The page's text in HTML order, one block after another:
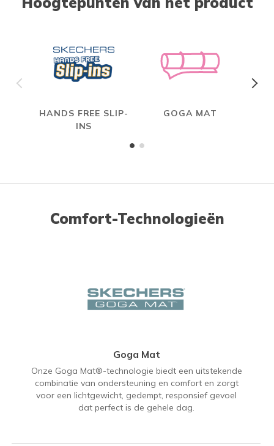
HANDS FREE SLIP-
INS
GOGA MAT
Comfort-Technologieën
Goga Mat
Onze Goga Mat®-technologie biedt een uitstekende
combinatie van ondersteuning en comfort en zorgt
voor een lichtgewicht, gedempt, responsief gevoel
dat perfect is de gehele dag.